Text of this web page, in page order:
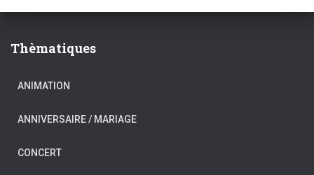
Thèmatiques
ANIMATION
ANNIVERSAIRE / MARIAGE
CONCERT